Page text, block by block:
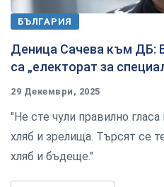
БЪЛГАРИЯ
Деница Сачева към ДБ:
са „електорат за
29 Декември, 2025
"Не сте чули правилно
хляб и зрелища. Търсят се
хляб и бъдеще."